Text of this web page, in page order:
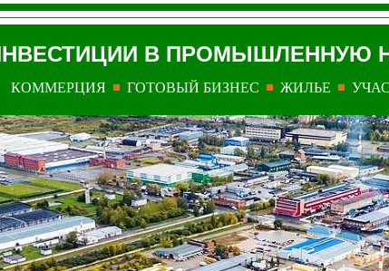
В ПРОМЫШЛЕННУЮ
КОММЕРЦИЯ ГОТОВЫЙ БИЗНЕС ЖИЛЬЕ